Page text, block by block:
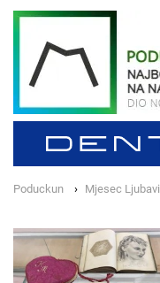
Poduckun Mjesec Ljubavi